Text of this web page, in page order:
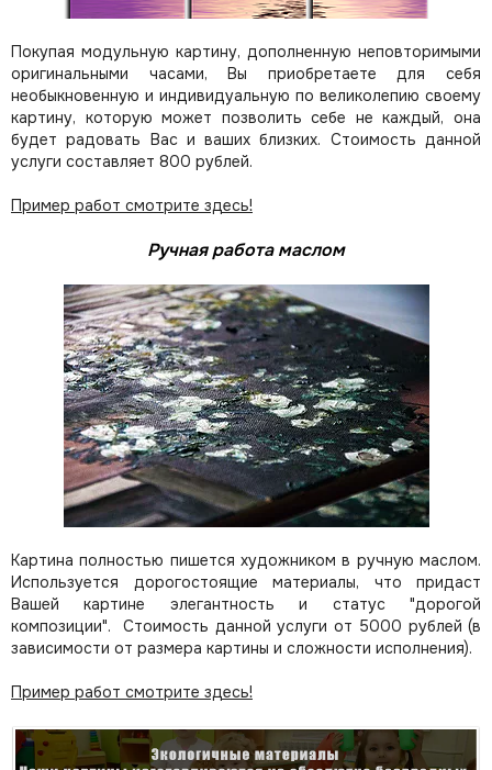
Покупая модульную картину, дополненную неповторимыми
оригинальными часами, Вы приобретаете для себя
необыкновенную и индивидуальную по великолепию своему
картину, которую может позволить себе не каждый, она
будет радовать Вас и ваших близких. Стоимость данной
услуги составляет 800 рублей.
Пример работ смотрите здесь!
Ручная работа маслом
Картина полностью пишется художником в ручную маслом.
Используется дорогостоящие материалы, что придаст
Вашей картине элегантность и статус "дорогой
композиции". Стоимость данной услуги от 5000 рублей (в
зависимости от размера картины и сложности исполнения).
Пример работ смотрите здесь!